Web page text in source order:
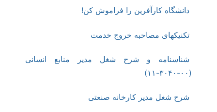
دانشگاه کارآفرین را فراموش کن!
تکنیکهای مصاحبه خروج خدمت
شناسنامه و شرح شغل مدیر منابع انسانی
(۰۰-۳۰۴۰-۱۱)
شرح شغل مدیر کارخانه صنعتی